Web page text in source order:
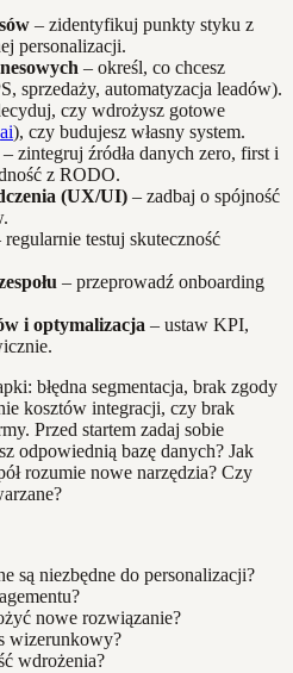
– zidentyfikuj punkty styku z
personalizacji.
– określ, co chcesz
sprzedaży, automatyzacja leadów).
czy wdrożysz gotowe
ai), czy budujesz własny system.
– zintegruj źródła danych zero, first i
z RODO.
(UX/UI) – zadbaj o spójność
regularnie testuj skuteczność
– przeprowadź onboarding
i optymalizacja – ustaw KPI,
błędna segmentacja, brak zgody
kosztów integracji, czy brak
Przed startem zadaj sobie
odpowiednią bazę danych? Jak
rozumie nowe narzędzia? Czy
są niezbędne do personalizacji?
nowe rozwiązanie?
wizerunkowy?
wdrożenia?